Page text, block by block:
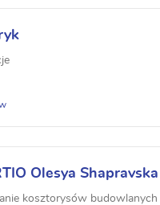
Olesya Shapravska
kosztorysów budowlanych